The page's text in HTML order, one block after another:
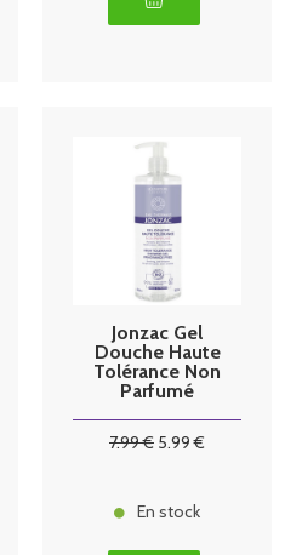
Jonzac Gel
Douche Haute
Tolérance Non
Parfumé
7.99€ 5.99 €
En stock